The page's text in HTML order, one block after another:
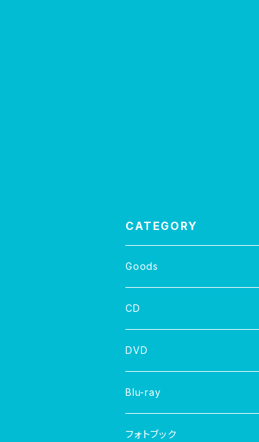
CATEGORY
Goods
CD
DVD
写真集
Blu-ray
フォトブック